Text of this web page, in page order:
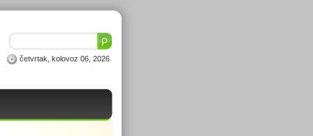
četvrtak, kolovoz 06, 2026